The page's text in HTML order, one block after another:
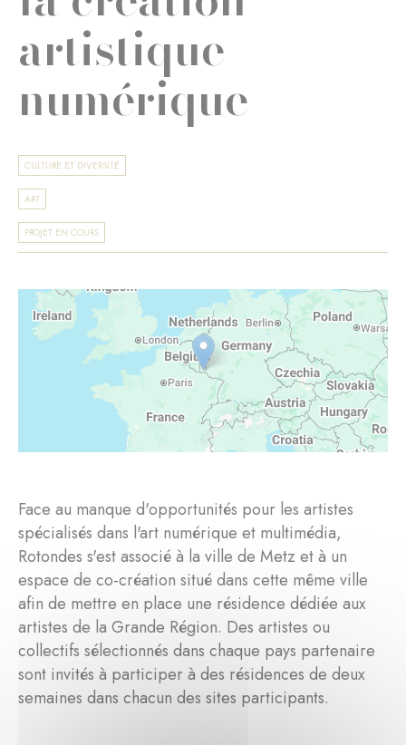
artistique
numérique
CULTURE ET DIVERSITÉ
ART
PROJET EN COURS
Face au manque d'opportunités pour les artistes
spécialisés dans l'art numérique et multimédia,
Rotondes s'est associé à la ville de Metz et à un
espace de co-création situé dans cette même ville
afin de mettre en place une résidence dédiée aux
artistes de la Grande Région. Des artistes ou
collectifs sélectionnés dans chaque pays partenaire
sont invités à participer à des résidences de deux
semaines dans chacun des sites participants.